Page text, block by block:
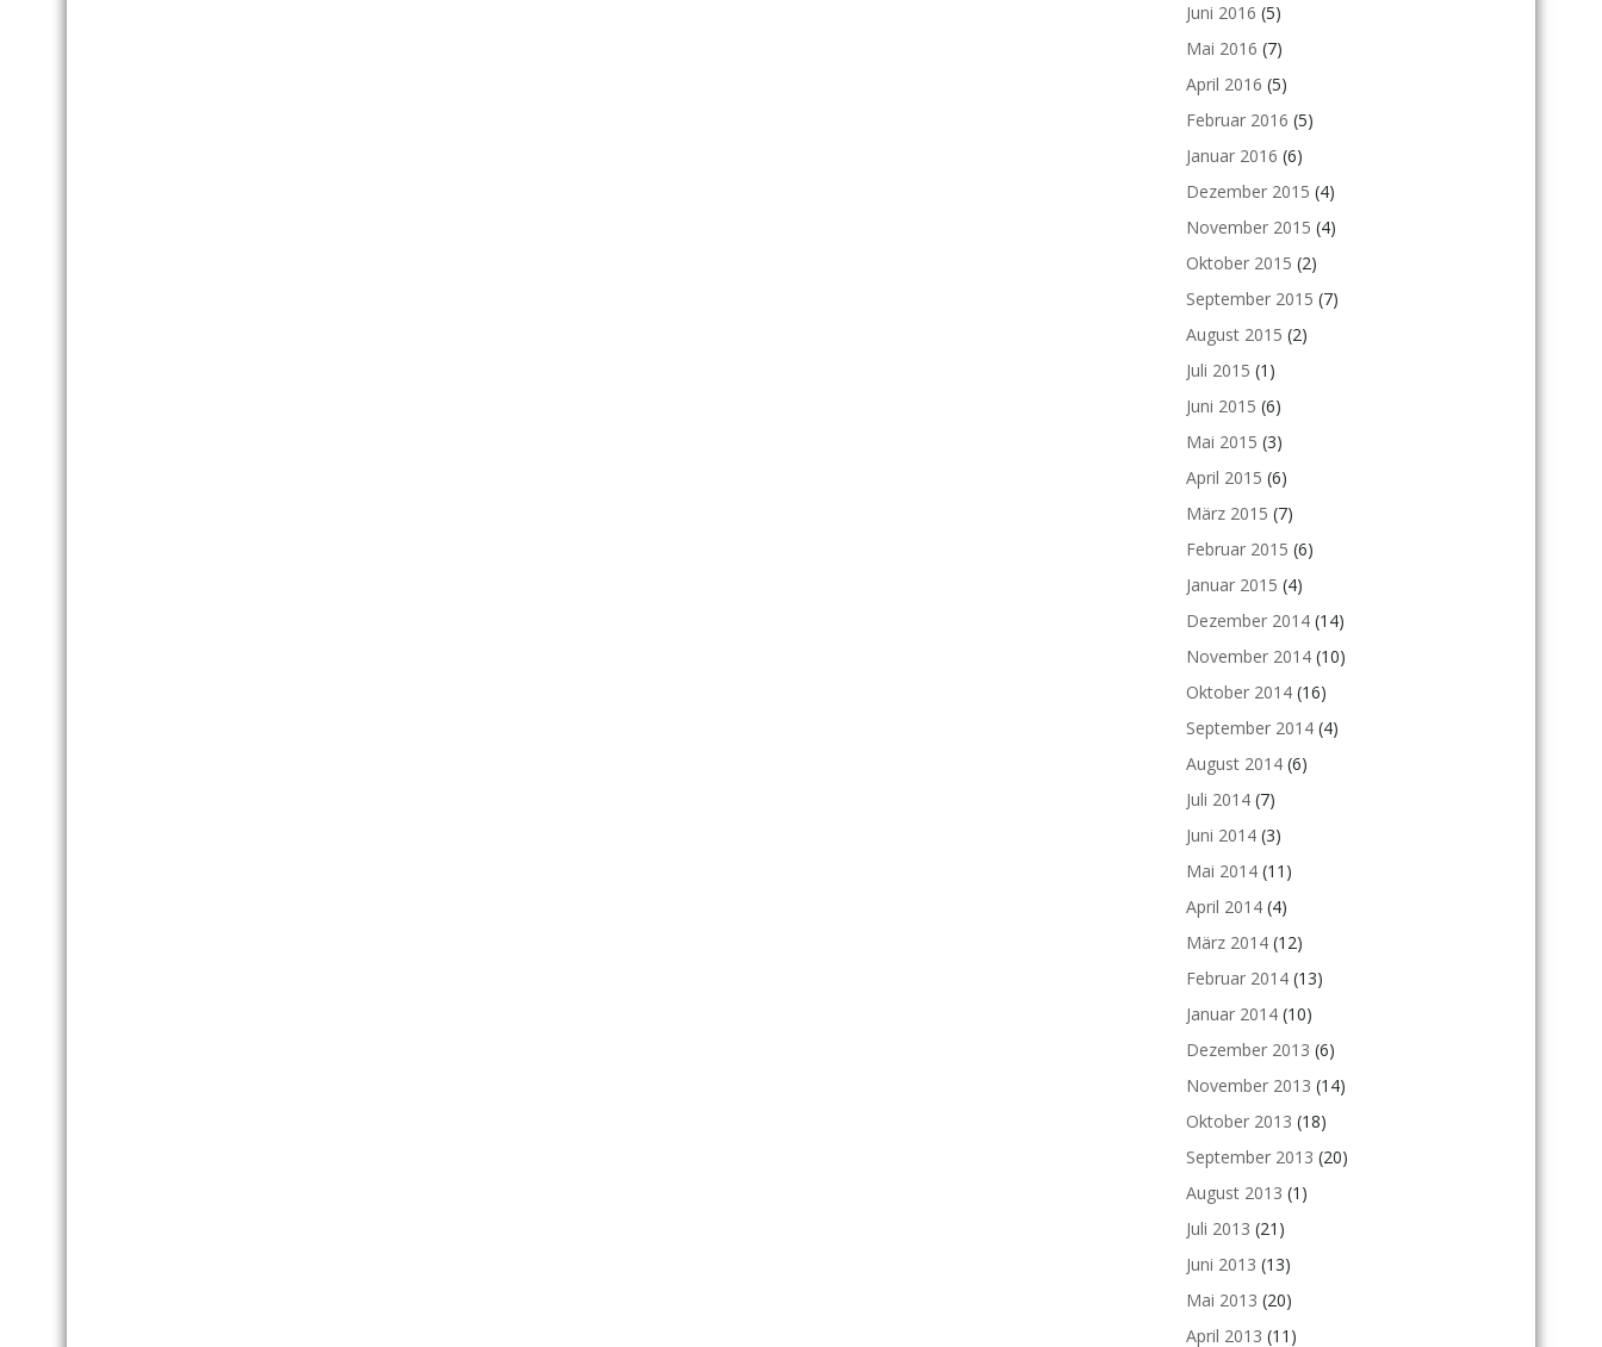
Juni 2016 (5)
Mai 2016 (7)
April 2016 (5)
Februar 2016 (5)
Januar 2016 (6)
Dezember 2015 (4)
November 2015 (4)
Oktober 2015 (2)
September 2015 (7)
August 2015 (2)
Juli 2015 (1)
Juni 2015 (6)
Mai 2015 (3)
April 2015 (6)
März 2015 (7)
Februar 2015 (6)
Januar 2015 (4)
Dezember 2014 (14)
November 2014 (10)
Oktober 2014 (16)
September 2014 (4)
August 2014 (6)
Juli 2014 (7)
Juni 2014 (3)
Mai 2014 (11)
April 2014 (4)
März 2014 (12)
Februar 2014 (13)
Januar 2014 (10)
Dezember 2013 (6)
November 2013 (14)
Oktober 2013 (18)
September 2013 (20)
August 2013 (1)
Juli 2013 (21)
Juni 2013 (13)
Mai 2013 (20)
April 2013 (11)